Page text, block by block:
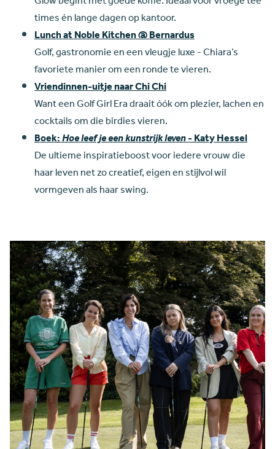
times én lange dagen op kantoor.
Lunch at Noble Kitchen @ Bernardus
Golf, gastronomie en een vleugje luxe - Chiara’s
favoriete manier om een ronde te vieren.
Vriendinnen-uitje naar Chi Chi
Want een Golf Girl Era draait óók om plezier, lachen en
cocktails om die birdies vieren.
Boek:Hoe leef je een kunstrijk leven- Katy Hessel
De ultieme inspiratieboost voor iedere vrouw die
haar leven net zo creatief, eigen en stijlvol wil
vormgeven als haar swing.